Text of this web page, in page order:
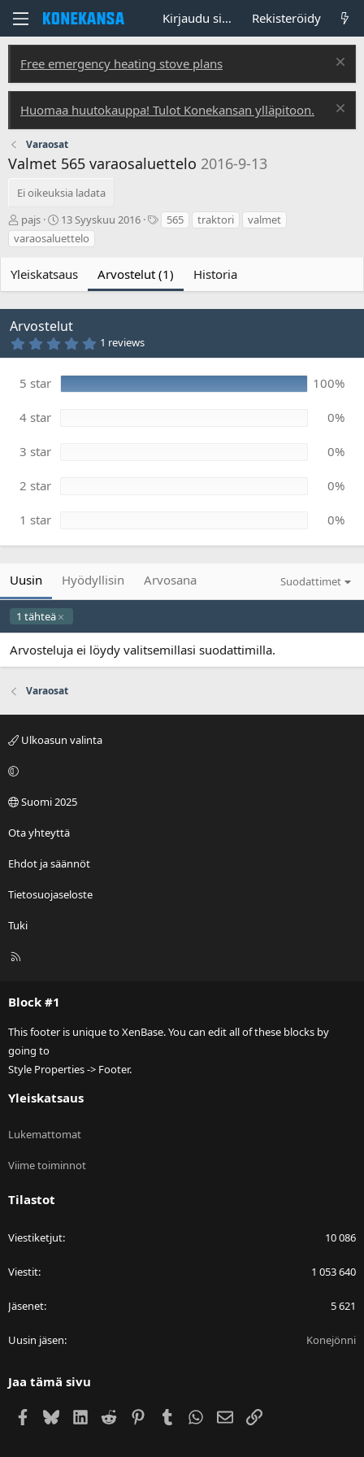
Kirjaudu sisään Rekisteröidy
Free emergency heating stove plans
Huomaa huutokauppa! Tulot Konekansan ylläpitoon.
Varaosat
Valmet 565 varaosaluettelo 2016-9-13
Ei oikeuksia ladata
T
e
k
j
ä
pajs
L
u
o
t
i
p
ä
i
m
ä
13 Syyskuu 2016
i
s
t
565 traktori
valmet
varaosaluettelo
Yleiskatsaus Arvostelut (1) Historia
Arvostelut
5
,
0
t
1 reviews
5 star 100%
4 star 0%
3 star 0%
2 star 0%
1 star 0%
Uusin Hyödyllisin Arvosana Suodattimet
1 tähteä
Arvosteluja ei löydy valitsemillasi suodattimilla.
Varaosat
Ulkoasun valinta
Suomi 2025
Ota yhteyttä
Ehdot ja säännöt
Tietosuojaseloste
Tuki
R
Block #1
This footer is unique to XenBase. You can edit all of these blocks by
going to
Style Properties -> Footer.
Yleiskatsaus
Lukemattomat
Viime toiminnot
Tilastot
Viestiketjut 10 086
Viestit 1 053 640
Jäsenet 5 621
Uusin jäsen Konejönni
Jaa tämä sivu
Facebook
BlueskyLinkedIn
Reddit PinterestTumblr WhatsApp
Sähköposti
Linkki